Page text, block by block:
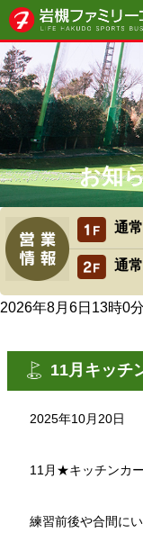
お知
通
通
2026年8月6日13時0分
11月キッチ
2025年10月20日
11月★キッチンカ
練習前後や合間に